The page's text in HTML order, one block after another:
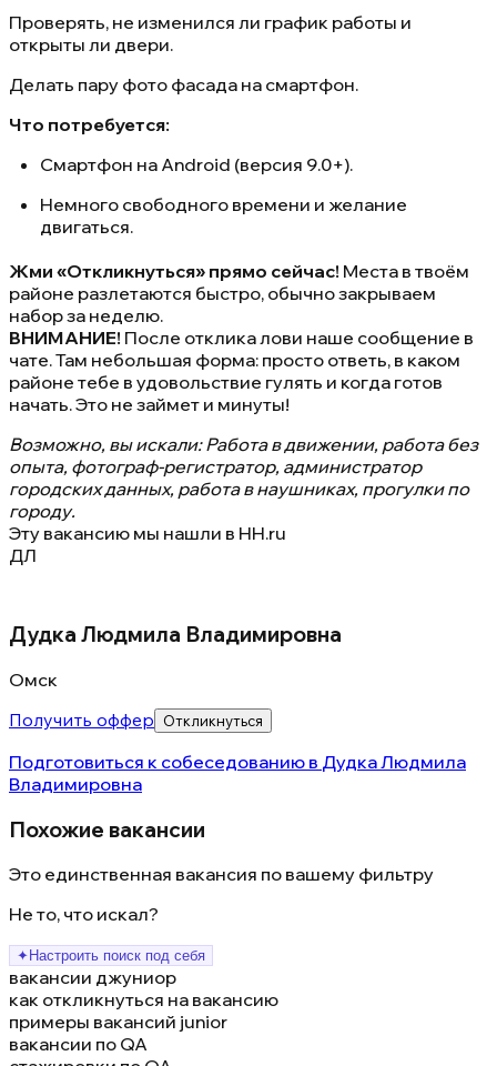
Проверять, не изменился ли график работы и
открыты ли двери.
Делать пару фото фасада на смартфон.
Что потребуется:
Смартфон на Android (версия 9.0+).
Немного свободного времени и желание
двигаться.
Жми «Откликнуться» прямо сейчас! Места в твоём
районе разлетаются быстро, обычно закрываем
набор за неделю.
ВНИМАНИЕ! После отклика лови наше сообщение в
чате. Там небольшая форма: просто ответь, в каком
районе тебе в удовольствие гулять и когда готов
начать. Это не займет и минуты!
Возможно, вы искали: Работа в движении, работа без
опыта, фотограф-регистратор, администратор
городских данных, работа в наушниках, прогулки по
городу.
Эту вакансию мы нашли в HH.ru
ДЛ
Дудка Людмила Владимировна
Омск
Получить оффер
Откликнуться
Подготовиться к собеседованию в Дудка Людмила
Владимировна
Похожие вакансии
Это единственная вакансия по вашему фильтру
Не то, что искал?
✦ Настроить поиск под себя
вакансии джуниор
как откликнуться на вакансию
примеры вакансий junior
вакансии по QA